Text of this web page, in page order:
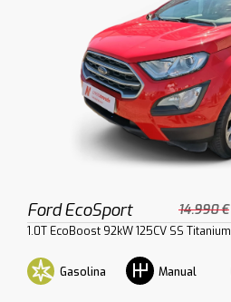
Ford EcoSport 14.990 €
1.0T EcoBoost 92kW 125CV SS Titanium
Gasolina Manual